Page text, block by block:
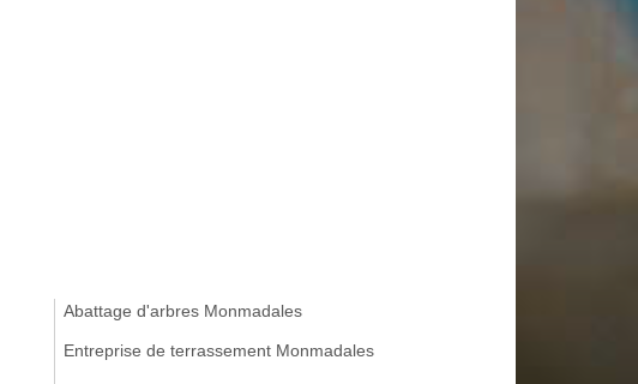
Abattage d'arbres Monmadales
Entreprise de terrassement Monmadales